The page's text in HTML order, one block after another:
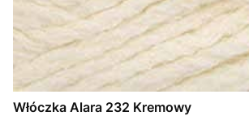
Włóczka Alara 232 Kremowy